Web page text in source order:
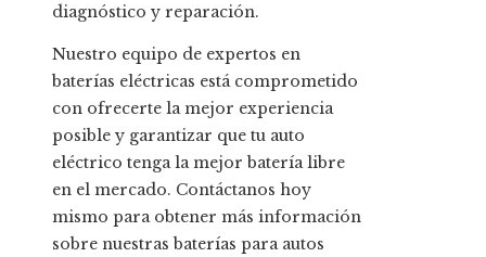
diagnóstico y reparación.
Nuestro equipo de expertos en
baterías eléctricas está comprometido
con ofrecerte la mejor experiencia
posible y garantizar que tu auto
eléctrico tenga la mejor batería libre
en el mercado. Contáctanos hoy
mismo para obtener más información
sobre nuestras baterías para autos